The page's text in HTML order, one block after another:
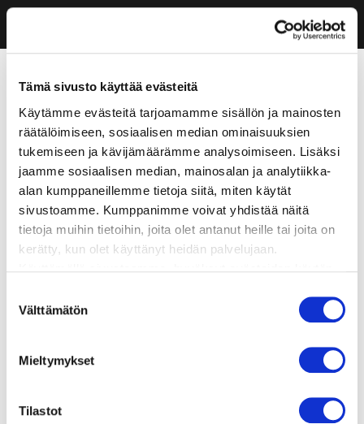
Tämä sivusto käyttää evästeitä
Käytämme evästeitä tarjoamamme sisällön ja mainosten
räätälöimiseen, sosiaalisen median ominaisuuksien
tukemiseen ja kävijämäärämme analysoimiseen. Lisäksi
jaamme sosiaalisen median, mainosalan ja analytiikka-
alan kumppaneillemme tietoja siitä, miten käytät
sivustoamme. Kumppanimme voivat yhdistää näitä
tietoja muihin tietoihin, joita olet antanut heille tai joita on
kerätty, kun olet käyttänyt heidän palvelujaan.
valinta
Välttämätön
Mieltymykset
Tilastot